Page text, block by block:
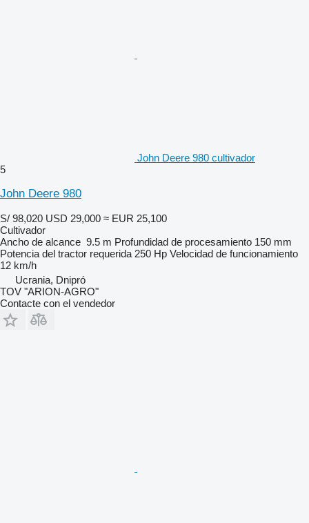
John Deere 980 cultivador
5
John Deere 980
S/ 98,020 USD 29,000 ≈ EUR 25,100
Cultivador
Ancho de alcance 9.5 m Profundidad de procesamiento 150 mm
Potencia del tractor requerida 250 Hp Velocidad de funcionamiento
12 km/h
Ucrania, Dnipró
TOV "ARION-AGRO"
Contacte con el vendedor